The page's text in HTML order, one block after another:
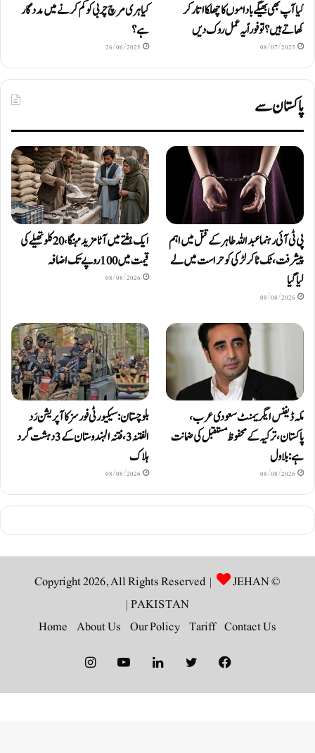
کیا آپ بھی بھیگے باداموں کا چھلکا اتار کر
کھاتے ہیں؟ تو فوراً یہ عمل روک دیں
08/07/2025
کیا ہری مرچ چربی کو کم کرنے میں مددگار
ہے؟
26/06/2025
پاکستان سے
پی ٹی آئی رہنما عبداللہ طاہر کے قتل میں اہم
پیشرفت، ٹک ٹاکر لڑکی کو حراست میں لے
لیا گیا
08/08/2026
ایک ہفتے میں آٹا مزید مہنگا، 20 کلو تھیلے کی
قیمت میں 100 روپے تک اضافہ
08/08/2026
مکہ ڈیفنس ایگریمنٹ سعودی عرب،
پاکستان، ترکیہ کے محفوظ مستقبل کی ضمانت
ہے: بلاول
08/08/2026
بلوچستان: سیکیورٹی فورسز کا آپریشن رَد
الفتنہ 3، فتنہ الہندوستان کے 3 دہشت گرد
ہلاک
08/08/2026
© Copyright 2026, All Rights Reserved |
JEHAN
PAKISTAN
|
Contact Us
Tariff
Our Policy
About Us
Home
Facebook
Twitter
LinkedIn
YouTube
Instagram